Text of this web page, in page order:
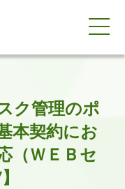
440
会員ログイン
ENGLISH
ク管理のポ
本契約にお
（ＷＥＢセ